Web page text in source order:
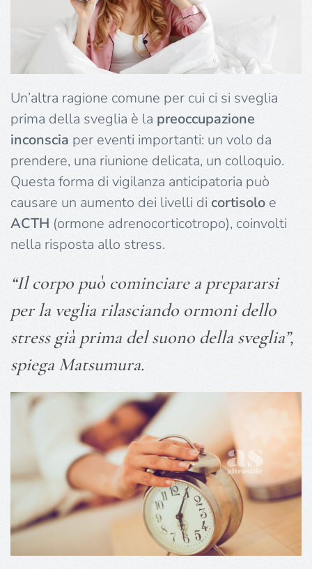
Un’altra ragione comune per cui ci si sveglia
prima della sveglia è la preoccupazione
inconscia per eventi importanti: un volo da
prendere, una riunione delicata, un colloquio.
Questa forma di vigilanza anticipatoria può
causare un aumento dei livelli di cortisolo e
ACTH (ormone adrenocorticotropo), coinvolti
nella risposta allo stress.
“Il corpo può cominciare a prepararsi
per la veglia rilasciando ormoni dello
stress già prima del suono della sveglia”,
spiega Matsumura.